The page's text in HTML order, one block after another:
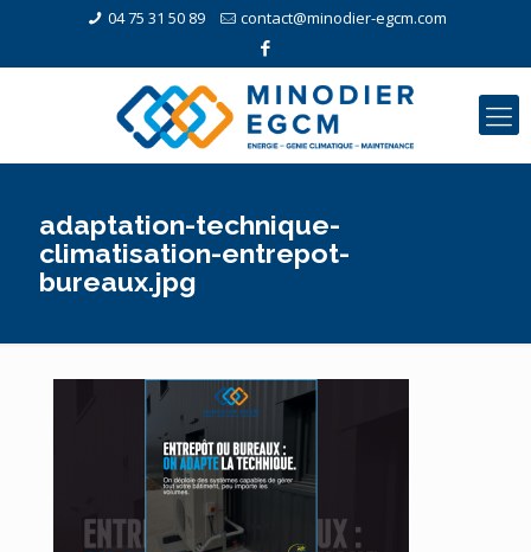
04 75 31 50 89 contact@minodier-egcm.com
adaptation-technique-
climatisation-entrepot-
bureaux.jpg